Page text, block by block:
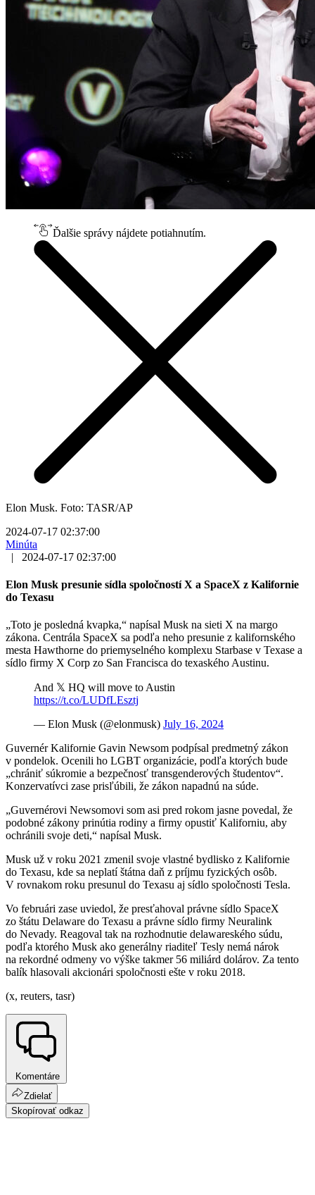
Ďalšie správy nájdete potiahnutím.
Elon Musk. Foto: TASR/AP
2024-07-17 02:37:00
Minúta
|
2024-07-17 02:37:00
Elon Musk presunie sídla spoločností X a SpaceX z Kalifornie
do Texasu
„Toto je posledná kvapka,“ napísal Musk na sieti X na margo
zákona. Centrála SpaceX sa podľa neho presunie z kalifornského
mesta Hawthorne do priemyselného komplexu Starbase v Texase a
sídlo firmy X Corp zo San Francisca do texaského Austinu.
And 𝕏 HQ will move to Austin
https://t.co/LUDfLEsztj
— Elon Musk (@elonmusk) July 16, 2024
Guvernér Kalifornie Gavin Newsom podpísal predmetný zákon
v pondelok. Ocenili ho LGBT organizácie, podľa ktorých bude
„chrániť súkromie a bezpečnosť transgenderových študentov“.
Konzervatívci zase prisľúbili, že zákon napadnú na súde.
„Guvernérovi Newsomovi som asi pred rokom jasne povedal, že
podobné zákony prinútia rodiny a firmy opustiť Kaliforniu, aby
ochránili svoje deti,“ napísal Musk.
Musk už v roku 2021 zmenil svoje vlastné bydlisko z Kalifornie
do Texasu, kde sa neplatí štátna daň z príjmu fyzických osôb.
V rovnakom roku presunul do Texasu aj sídlo spoločnosti Tesla.
Vo februári zase uviedol, že presťahoval právne sídlo SpaceX
zo štátu Delaware do Texasu a právne sídlo firmy Neuralink
do Nevady. Reagoval tak na rozhodnutie delawareského súdu,
podľa ktorého Musk ako generálny riaditeľ Tesly nemá nárok
na rekordné odmeny vo výške takmer 56 miliárd dolárov. Za tento
balík hlasovali akcionári spoločnosti ešte v roku 2018.
(x, reuters, tasr)
Komentáre
Zdielať
Skopírovať odkaz